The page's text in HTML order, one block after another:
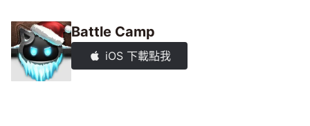
Battle Camp
iOS 下載點我